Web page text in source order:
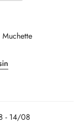
Muchette
- 14/08